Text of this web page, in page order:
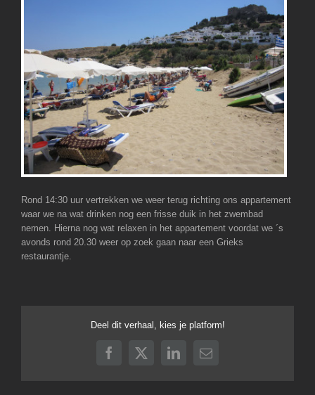
Rond 14:30 uur vertrekken we weer terug richting ons appartement
waar we na wat drinken nog een frisse duik in het zwembad
nemen. Hierna nog wat relaxen in het appartement voordat we ´s
avonds rond 20.30 weer op zoek gaan naar een Grieks
restaurantje.
Deel dit verhaal, kies je platform!
Facebook
X LinkedIn
E-